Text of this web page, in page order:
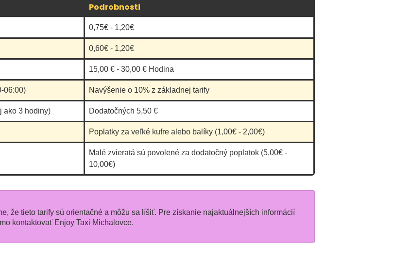
Podrobnosti
0,75€ - 1,20€
0,60€ - 1,20€
15,00 € - 30,00 € Hodina
06:00) Navýšenie o 10% z základnej tarify
ako 3 hodiny) Dodatočných 5,50 €
Poplatky za veľké kufre alebo balíky (1,00€ - 2,00€)
Malé zvieratá sú povolené za dodatočný poplatok (5,00€ -
10,00€)
že tieto tarify sú orientačné a môžu sa líšiť. Pre získanie najaktuálnejších informácií
kontaktovať Enjoy Taxi Michalovce.